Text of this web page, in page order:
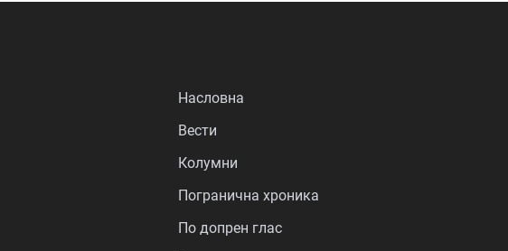
Насловна
Вести
Колумни
Погранична хроника
По допрен глас